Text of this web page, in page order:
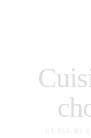
UN PEU DE